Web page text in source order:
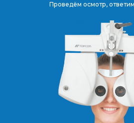
Проведём осмотр,